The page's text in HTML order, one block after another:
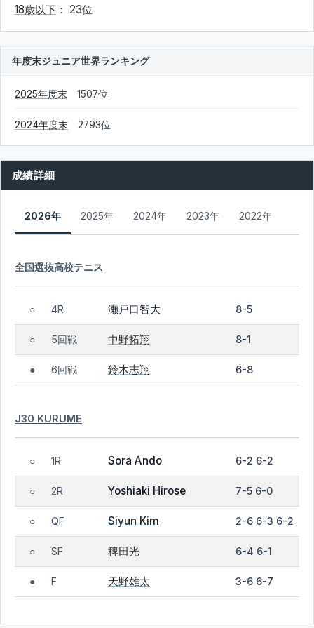
18歳以下 ： 23位
年度末ジュニア世界ランキング
2025年度末 1507位
2024年度末 2793位
成績詳細
2026年 2025年 2024年 2023年 2022年
全国選抜高校テニス
○ 4R 瀬戸口智大 8-5
○ 5回戦 中野拓翔 8-1
● 6回戦 鈴木志翔 6-8
J30 KURUME
○ 1R Sora Ando 6-2 6-2
○ 2R Yoshiaki Hirose 7-5 6-0
○ QF Siyun Kim 2-6 6-3 6-2
○ SF 稗田光 6-4 6-1
● F 天野雄太 3-6 6-7